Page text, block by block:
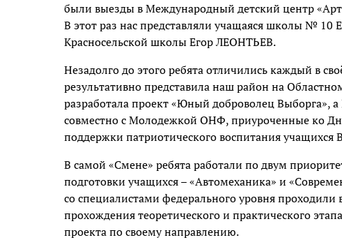
были выезды в Международный детский центр
В этот раз нас представляли учащаяся школы №
Красносельской школы Егор ЛЕОНТЬЕВ.
Незадолго до этого ребята отличились каждый в
результативно представила наш район на
разработала проект «Юный доброволец Выборга»,
совместно с Молодежкой ОНФ, приуроченные ко
поддержки патриотического воспитания учащихся
В самой «Смене» ребята работали по двум
подготовки учащихся – «Автомеханика» и
со специалистами федерального уровня
прохождения теоретического и практического
проекта по своему направлению.